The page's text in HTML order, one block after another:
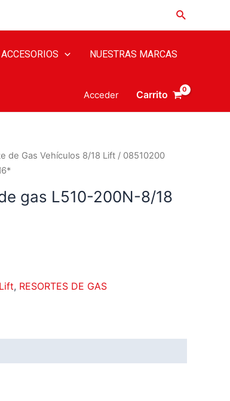
NUESTRAS MARCAS
Acceder Carrito
de Gas Vehículos 8/18 Lift / 08510200
gas L510-200N-8/18
, RESORTES DE GAS